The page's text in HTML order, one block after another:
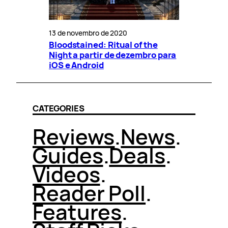
13 de novembro de 2020
Bloodstained: Ritual of the
Night a partir de dezembro para
iOS e Android
CATEGORIES
Reviews.News.
Guides.Deals.
Videos.
Reader Poll.
Features.